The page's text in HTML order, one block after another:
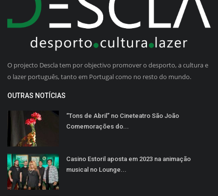
O projecto Descla tem por objectivo promover o desporto, a cultura e
o lazer português, tanto em Portugal como no resto do mundo.
OUTRAS NOTÍCIAS
“Tons de Abril” no Cineteatro São João
Comemorações do...
Casino Estoril aposta em 2023 na animação
musical no Lounge...